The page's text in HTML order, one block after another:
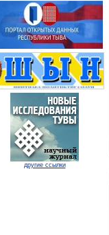
другие ссылки